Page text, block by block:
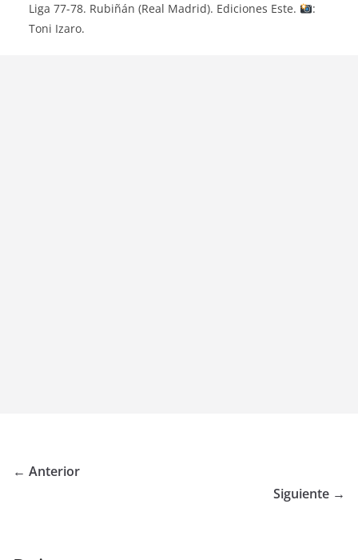
Liga 77-78. Rubiñán (Real Madrid). Ediciones Este.
:
Toni Izaro.
← Anterior
Siguiente →